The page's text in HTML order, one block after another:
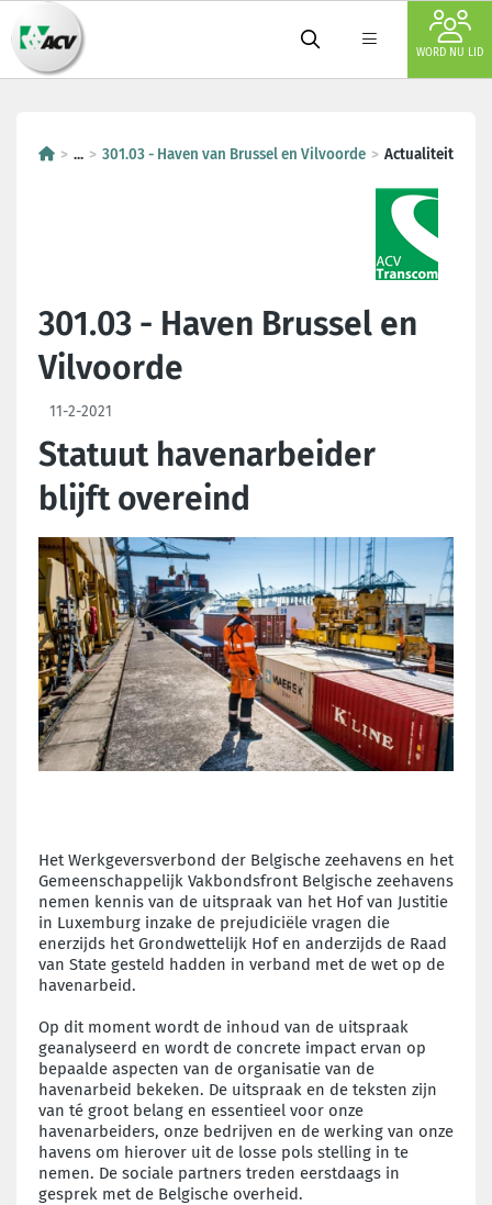
WORD NU LID
... 301.03 - Haven van Brussel en Vilvoorde Actualiteit
301.03 - Haven Brussel en
Vilvoorde
11-2-2021
Statuut havenarbeider
blijft overeind
Het Werkgeversverbond der Belgische zeehavens en het
Gemeenschappelijk Vakbondsfront Belgische zeehavens
nemen kennis van de uitspraak van het Hof van Justitie
in Luxemburg inzake de prejudiciële vragen die
enerzijds het Grondwettelijk Hof en anderzijds de Raad
van State gesteld hadden in verband met de wet op de
havenarbeid.
Op dit moment wordt de inhoud van de uitspraak
geanalyseerd en wordt de concrete impact ervan op
bepaalde aspecten van de organisatie van de
havenarbeid bekeken. De uitspraak en de teksten zijn
van té groot belang en essentieel voor onze
havenarbeiders, onze bedrijven en de werking van onze
havens om hierover uit de losse pols stelling in te
nemen. De sociale partners treden eerstdaags in
gesprek met de Belgische overheid.